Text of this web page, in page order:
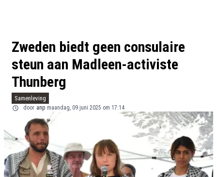
Zweden biedt geen consulaire
steun aan Madleen-activiste
Thunberg
Samenleving
door anp maandag, 09 juni 2025 om 17:14